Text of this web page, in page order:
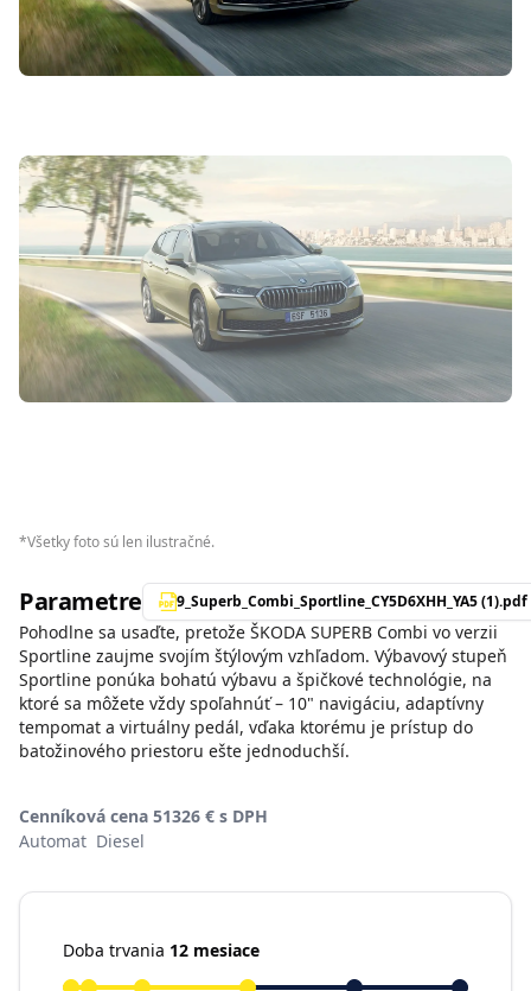
*Všetky foto sú len ilustračné.
Parametre 9_Superb_Combi_Sportline_CY5D6XHH_YA5 (1).pdf
Pohodlne sa usaďte, pretože ŠKODA SUPERB Combi vo verzii
Sportline zaujme svojím štýlovým vzhľadom. Výbavový stupeň
Sportline ponúka bohatú výbavu a špičkové technológie, na
ktoré sa môžete vždy spoľahnúť – 10" navigáciu, adaptívny
tempomat a virtuálny pedál, vďaka ktorému je prístup do
batožinového priestoru ešte jednoduchší.
Cenníková cena 51326 € s DPH
Automat Diesel
Doba trvania 12 mesiace